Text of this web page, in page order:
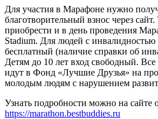
Для участия в Марафоне нужно
благотворительный взнос через
приобрести и в день проведения
Stadium. Для людей с
бесплатный (наличие справки об
Детям до 10 лет вход свободный. Все
идут в Фонд «Лучшие Друзья» на
молодым людям с нарушением
Узнать подробности можно на сайте
https://marathon.bestbuddies.ru